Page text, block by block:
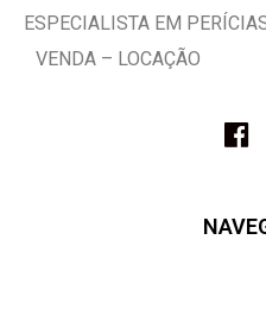
ESPECIALISTA EM
VENDA –